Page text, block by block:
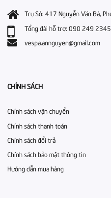
Trụ Sở: 417 Nguyễn Văn Bá,
Tổng đài hỗ trợ: 090 249 2345
vespa.annguyen@gmail.com
CHÍNH SÁCH
Chính sách vận chuyển
Chính sách thanh toán
Chính sách đổi trả
Chính sách bảo mật thông tin
Hướng dẫn mua hàng